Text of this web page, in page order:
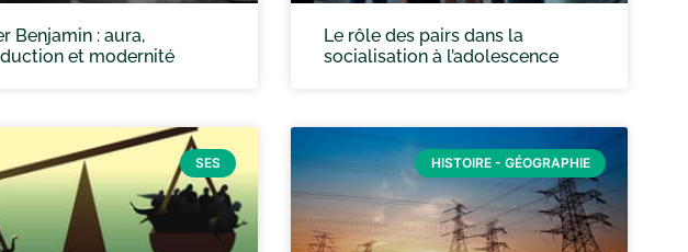
Benjamin : aura,
et modernité
Le rôle des pairs dans la
socialisation à l’adolescence
SES HISTOIRE - GÉOGRAPHIE